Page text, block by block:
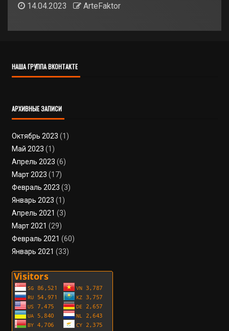
14.04.2023 ArteFaktor
НАША ГРУППА ВКОНТАКТЕ
АРХИВНЫЕ ЗАПИСИ
Октябрь 2023 (1)
Май 2023 (1)
Апрель 2023 (6)
Март 2023 (17)
Февраль 2023 (3)
Январь 2023 (1)
Апрель 2021 (3)
Март 2021 (29)
Февраль 2021 (60)
Январь 2021 (33)